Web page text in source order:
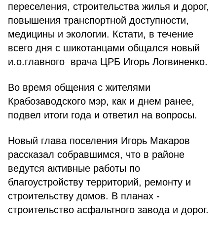
переселения, строительства жилья и дорог,
повышения транспортной доступности,
медицины и экологии. Кстати, в течение
всего дня с шикотанцами общался новый
и.о.главного врача ЦРБ Игорь Логвиненко.
Во время общения с жителями
Крабозаводского мэр, как и днем ранее,
подвел итоги года и ответил на вопросы.
Новый глава поселения Игорь Макаров
рассказал собравшимся, что в районе
ведутся активные работы по
благоустройству территорий, ремонту и
строительству домов. В планах -
строительство асфальтного завода и дорог.